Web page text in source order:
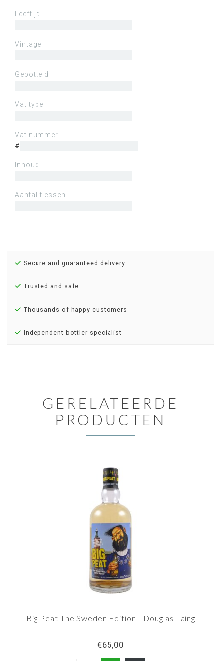
Leeftijd
Vintage
Gebotteld
Vat type
Vat nummer
#
Inhoud
Aantal flessen
Secure and guaranteed delivery
Trusted and safe
Thousands of happy customers
Independent bottler specialist
GERELATEERDE
PRODUCTEN
Big Peat The Sweden Edition - Douglas Laing
€65,00